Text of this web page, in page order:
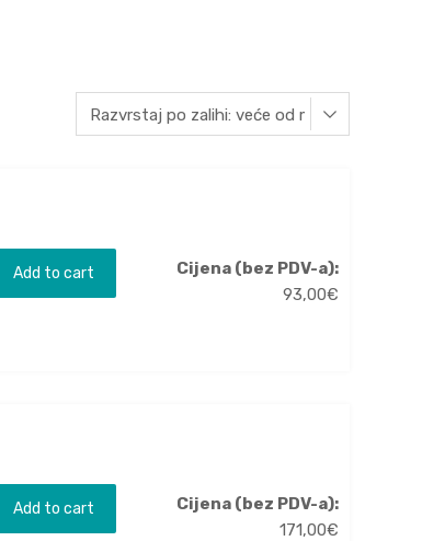
Add to cart
Cijena (bez PDV-a):
93,00€
Add to cart
Cijena (bez PDV-a):
171,00€